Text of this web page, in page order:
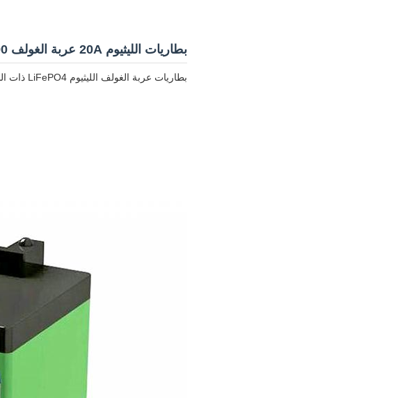
بطاريات الليثيوم 20A عربة الغولف 6000 دورة 12.8V 22Ah بطاريات THLB
بطاريات عربة الغولف الليثيوم LiFePO4 ذات الدورة العميقة 20A عالية الأداء بقدرة 12.8V 22Ah ، متوافقة مع العديد من الأدوات الكهربائية وتطبيقات عربة الغولف.